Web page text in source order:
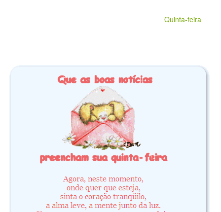
Quinta-feira